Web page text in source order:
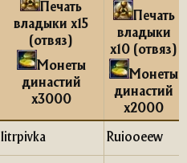
Печать
владыки x15
(отвяз)
Монеты
династий
x3000
Печать
владыки
x10 (отвяз)
Монеты
династий
x2000
litrpivka Ruiooeew